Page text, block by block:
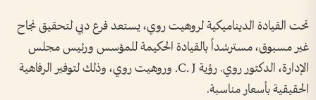
تحت القيادة الديناميكية لروهيت روي، يستعد فرع دبي لتحقيق نجاح
غير مسبوق، مسترشداً بالقيادة الحكيمة للمؤسس ورئيس مجلس
الإدارة، الدكتور روي. رؤية
وروهيت روي، وذلك لتوفير الرفاهية
الحقيقية بأسعار مناسبة.